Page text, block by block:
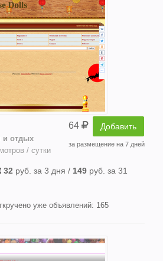
64 Добавить
за размещение на 7 дней
и отдых
/ сутки
32 руб. за 3 дня / 149 руб. за 31
уже объявлений: 165